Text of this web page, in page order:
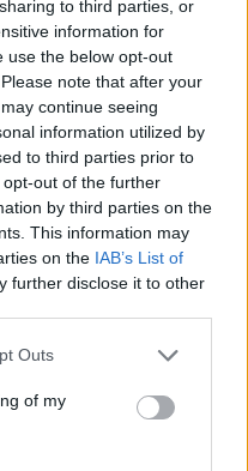
to third parties, or
information for
use the below opt-out
note that after your
continue seeing
information utilized by
to third parties prior to
out of the further
by third parties on the
This information may
on the IAB’s List of
further disclose it to other
Outs
of my
minősül befektetési
Részletes jogi
hírarchívumához
napon belüli